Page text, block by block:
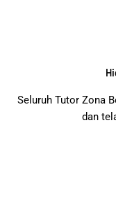
Seluruh Tutor Zona
dan